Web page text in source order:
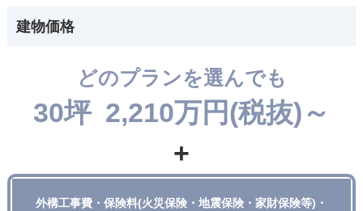
建物価格
どのプランを選んでも
30坪 2,210万円(税抜)～
+
外構工事費・保険料(火災保険・地震保険・家財保険等)・